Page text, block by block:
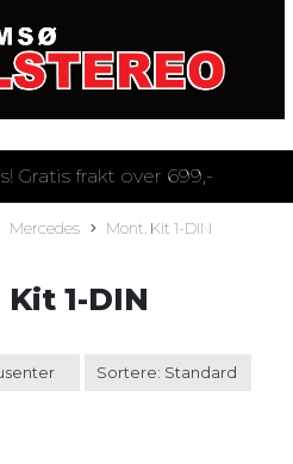
Gratis frakt over 699,-
Mercedes Mont. Kit 1-DIN
1-DIN